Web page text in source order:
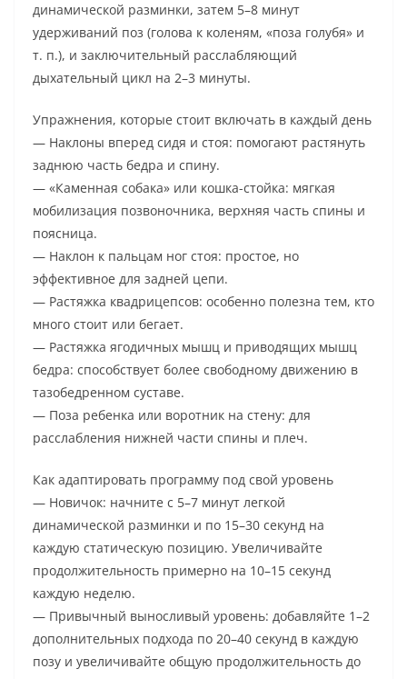
динамической разминки, затем 5–8 минут
удерживаний поз (голова к коленям, «поза голубя» и
т. п.), и заключительный расслабляющий
дыхательный цикл на 2–3 минуты.
Упражнения, которые стоит включать в каждый день
— Наклоны вперед сидя и стоя: помогают растянуть
заднюю часть бедра и спину.
— «Каменная собака» или кошка-стойка: мягкая
мобилизация позвоночника, верхняя часть спины и
поясница.
— Наклон к пальцам ног стоя: простое, но
эффективное для задней цепи.
— Растяжка квадрицепсов: особенно полезна тем, кто
много стоит или бегает.
— Растяжка ягодичных мышц и приводящих мышц
бедра: способствует более свободному движению в
тазобедренном суставе.
— Поза ребенка или воротник на стену: для
расслабления нижней части спины и плеч.
Как адаптировать программу под свой уровень
— Новичок: начните с 5–7 минут легкой
динамической разминки и по 15–30 секунд на
каждую статическую позицию. Увеличивайте
продолжительность примерно на 10–15 секунд
каждую неделю.
— Привычный выносливый уровень: добавляйте 1–2
дополнительных подхода по 20–40 секунд в каждую
позу и увеличивайте общую продолжительность до